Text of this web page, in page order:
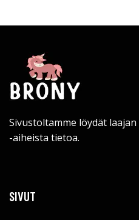
Sivustoltamme löydät
-aiheista tietoa.
SIVUT